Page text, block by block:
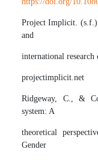
Project Implicit.
and
international
projectimplicit.net
Ridgeway, C., &
system: A
theoretical
Gender